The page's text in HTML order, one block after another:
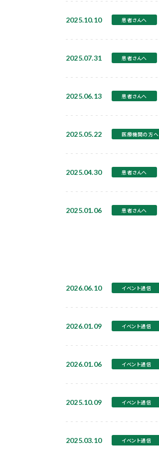
2025.10.10 患者さんへ
2025.07.31 患者さんへ
2025.06.13 患者さんへ
2025.05.22 医療機関の方へ
2025.04.30 患者さんへ
2025.01.06 患者さんへ
2026.06.10 イベント通信
2026.01.09 イベント通信
2026.01.06 イベント通信
2025.10.09 イベント通信
2025.03.10 イベント通信